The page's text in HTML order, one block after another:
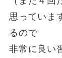
思っていま
るので
非常に良い